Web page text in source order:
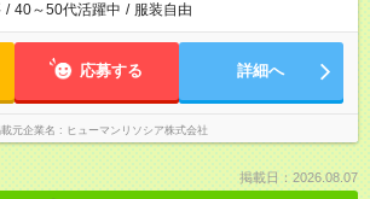
/ 40～50代活躍中 / 服装自由
応募する 詳細へ
元企業名 ヒューマンリソシア株式会社
掲載日：2026.08.07